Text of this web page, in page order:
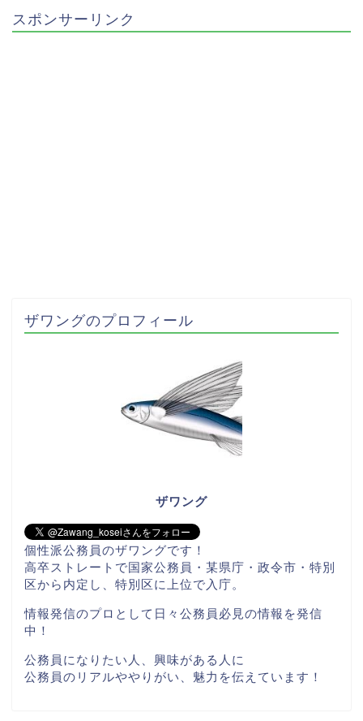
スポンサーリンク
ザワングのプロフィール
ザワング
個性派公務員のザワングです！
高卒ストレートで国家公務員・某県庁・政令市・特別
区から内定し、特別区に上位で入庁。
情報発信のプロとして日々公務員必見の情報を発信
中！
公務員になりたい人、興味がある人に
公務員のリアルややりがい、魅力を伝えています！